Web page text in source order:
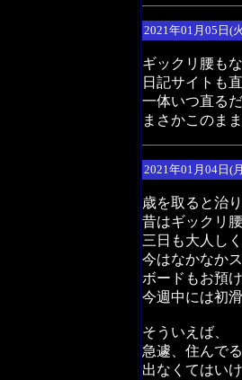
2021年01月05日(
ギックリ腰も
日記サイトも
一体いつ直る
まさかこのま
2021年01月04日(
歳を取ると治
昔はギックリ腰
三日も大人し
今はなかなか
ボードもお預
今週中には初
そういえば、
急遽、住んで
出なくてはい